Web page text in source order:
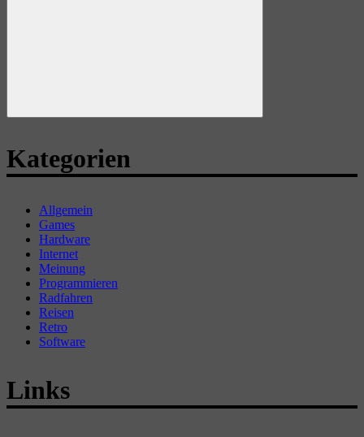
Suchen
Kategorien
Allgemein
Games
Hardware
Internet
Meinung
Programmieren
Radfahren
Reisen
Retro
Software
Links